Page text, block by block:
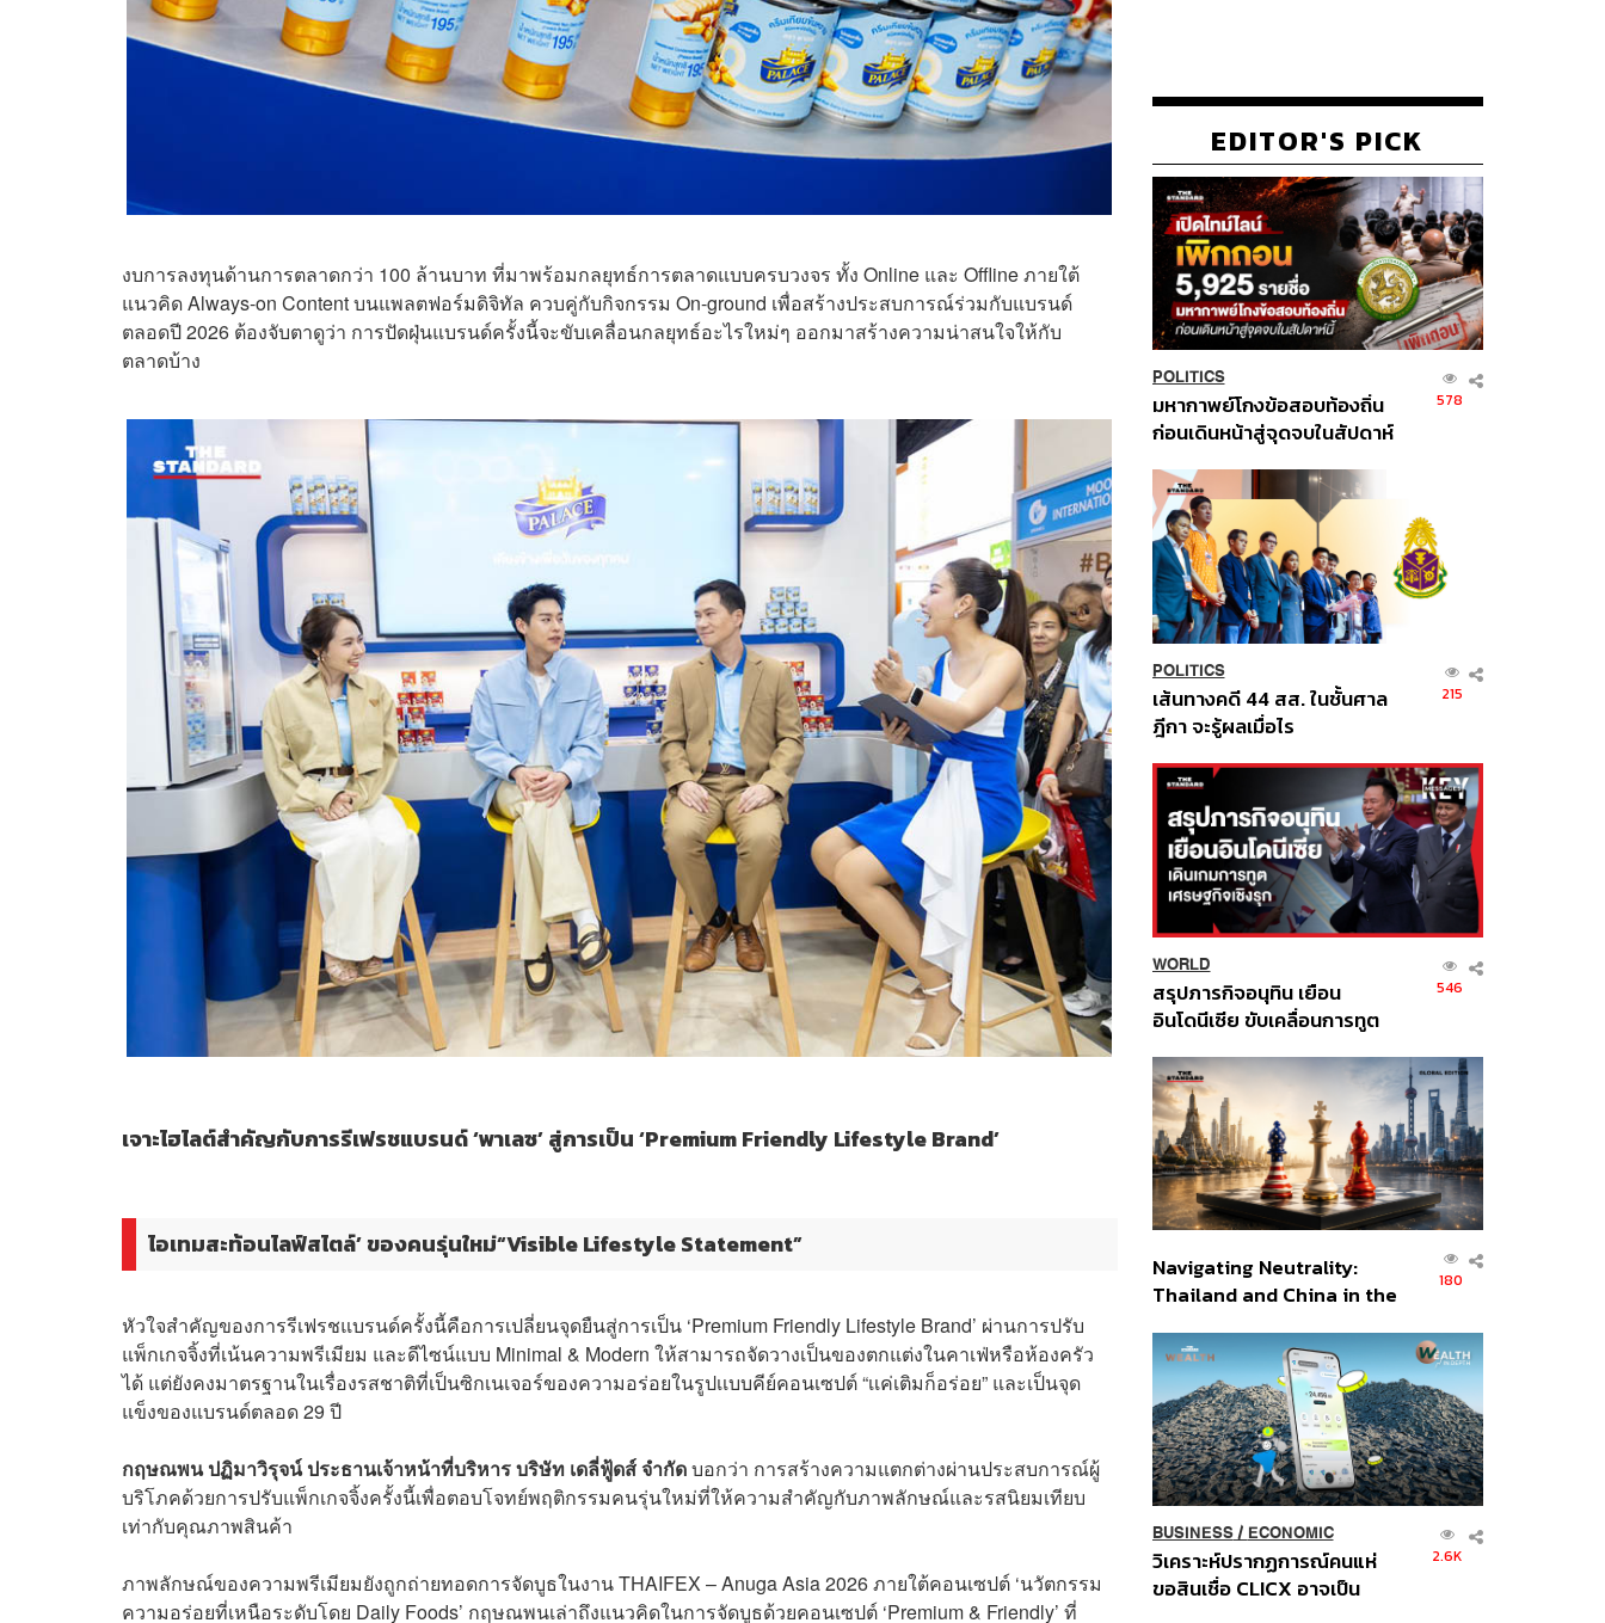
งบการลงทุนด้านการตลาดกว่า 100 ล้านบาท ที่มาพร้อมกลยุทธ์การตลาดแบบครบวงจร ทั้ง Online และ Offline ภายใต้
แนวคิด Always-on Content บนแพลตฟอร์มดิจิทัล ควบคู่กับกิจกรรม On-ground เพื่อสร้างประสบการณ์ร่วมกับแบรนด์
ตลอดปี 2026 ต้องจับตาดูว่า การปัดฝุ่นแบรนด์ครั้งนี้จะขับเคลื่อนกลยุทธ์อะไรใหม่ๆ ออกมาสร้างความน่าสนใจให้กับ
ตลาดบ้าง
เจาะไฮไลต์สำคัญกับการรีเฟรชแบรนด์ ‘พาเลซ’ สู่การเป็น ‘Premium Friendly Lifestyle Brand’
ไอเทมสะท้อนไลฟ์สไตล์’ ของคนรุ่นใหม่“Visible Lifestyle Statement”
หัวใจสำคัญของการรีเฟรชแบรนด์ครั้งนี้คือการเปลี่ยนจุดยืนสู่การเป็น ‘Premium Friendly Lifestyle Brand’ ผ่านการปรับ
แพ็กเกจจิ้งที่เน้นความพรีเมียม และดีไซน์แบบ Minimal & Modern ให้สามารถจัดวางเป็นของตกแต่งในคาเฟ่หรือห้องครัว
ได้ แต่ยังคงมาตรฐานในเรื่องรสชาติที่เป็นซิกเนเจอร์ของความอร่อยในรูปเเบบคีย์คอนเซปต์ “เเค่เติมก็อร่อย” และเป็นจุด
แข็งของแบรนด์ตลอด 29 ปี
กฤษณพน ปฏิมาวิรุจน์ ประธานเจ้าหน้าที่บริหาร บริษัท เดลี่ฟู้ดส์ จำกัดบอกว่า การสร้างความแตกต่างผ่านประสบการณ์ผู้
บริโภคด้วยการปรับแพ็กเกจจิ้งครั้งนี้เพื่อตอบโจทย์พฤติกรรมคนรุ่นใหม่ที่ให้ความสำคัญกับภาพลักษณ์และรสนิยมเทียบ
เท่ากับคุณภาพสินค้า
ภาพลักษณ์ของความพรีเมียมยังถูกถ่ายทอดการจัดบูธในงาน THAIFEX – Anuga Asia 2026 ภายใต้คอนเซปต์ ‘นวัตกรรม
ความอร่อยที่เหนือระดับโดย Daily Foods’ กฤษณพนเล่าถึงแนวคิดในการจัดบูธด้วยคอนเซปต์ ‘Premium & Friendly’ ที่
EDITOR'S PICK
POLITICS
มหากาพย์โกงข้อสอบท้องถิ่น
ก่อนเดินหน้าสู่จุดจบในสัปดาห์
578
POLITICS
เส้นทางคดี 44 สส. ในชั้นศาล
ฎีกา จะรู้ผลเมื่อไร
215
WORLD
สรุปภารกิจอนุทิน เยือน
อินโดนีเซีย ขับเคลื่อนการทูต
ส่วนยุทธศาสตร์ไทย –
อินโดนีเซีย
546
Navigating Neutrality:
Thailand and China in the
Order
180
BUSINESS/ ECONOMIC
วิเคราะห์ปรากฏการณ์คนแห่
ขอสินเชื่อ CLICX อาจเป็น
2.6K